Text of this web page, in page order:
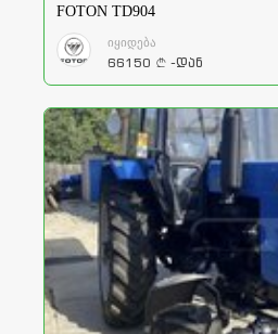
FOTON TD904
იყიდება
66150 a -დან